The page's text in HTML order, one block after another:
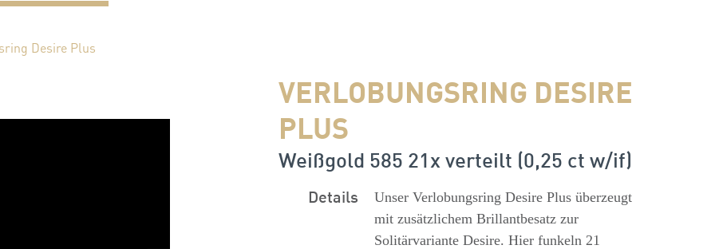
Desire Plus
VERLOBUNGSRING DESIRE
PLUS
Weißgold 585 21x verteilt (0,25 ct w/if)
Details
Unser Verlobungsring Desire Plus überzeugt
mit zusätzlichem Brillantbesatz zur
Solitärvariante Desire. Hier funkeln 21